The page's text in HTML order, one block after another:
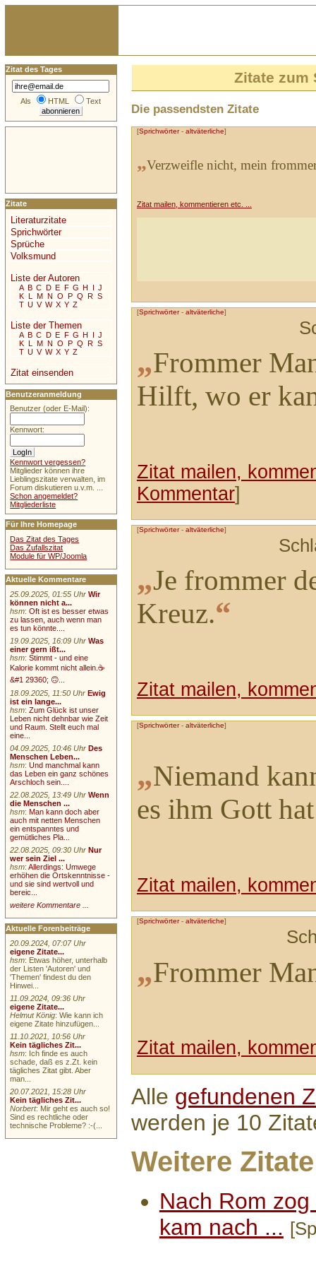
Zitate
Die passendsten Zitate
[Sprichwörter- altväterliche]
„Verzweifle nicht, mein
Zitat mailen, kommentieren etc. ...
[Sprichwörter- altväterliche]
„Frommer
Hilft, wo er
Zitat mailen,
Kommentar]
[Sprichwörter- altväterliche]
„Je frommer
Kreuz.“
Zitat mailen,
[Sprichwörter- altväterliche]
„Niemand
es ihm Gott
Zitat mailen,
[Sprichwörter- altväterliche]
„Frommer
Zitat mailen,
Alle gefundenen
werden je 10
Weitere Zitate
Nach Rom
kam nach ...
Zitat des Tages
Als HTML Text
Zitate
Literaturzitate
Sprichwörter
Sprüche
Volksmund
Liste der Autoren
A B C D E F G H I J
K L M N O P Q R S
T U V W X Y Z
Liste der Themen
A B C D E F G H I J
K L M N O P Q R S
T U V W X Y Z
Zitat einsenden
Benutzeranmeldung
Benutzer (oder E-Mail):
Kennwort:
Kennwort vergessen?
Mitglieder können ihre
Lieblingszitate verwalten, im
Forum diskutieren u.v.m. ...
Schon angemeldet?
Mitgliederliste
Für Ihre Homepage
Das Zitat des Tages
Das Zufallszitat
Module für WP/Joomla
Aktuelle Kommentare
25.09.2025, 01:55 Uhr Wir
können nicht a...
hsm:Oft ist es besser etwas
zu lassen, auch wenn man
es tun könnte....
19.09.2025, 16:09 Uhr Was
einer gern ißt...
hsm:Stimmt - und eine
Kalorie kommt nicht allein.☕
&#1 29360; 🙃...
18.09.2025, 11:50 Uhr Ewig
ist ein lange...
hsm:Zum Glück ist unser
Leben nicht dehnbar wie Zeit
und Raum. Stellt euch mal
eine...
04.09.2025, 10:46 Uhr Des
Menschen Leben...
hsm:Und manchmal kann
das Leben ein ganz schönes
Arschloch sein....
22.08.2025, 13:49 Uhr Wenn
die Menschen ...
hsm:Man kann doch aber
auch mit netten Menschen
ein entspanntes und
gemütliches Pla...
22.08.2025, 09:30 Uhr Nur
wer sein Ziel ...
hsm:Allerdings: Umwege
erhöhen die Ortskenntnisse -
und sie sind wertvoll und
bereic...
weitere Kommentare ...
Aktuelle Forenbeiträge
20.09.2024, 07:07 Uhr
eigene Zitate...
hsm: Etwas höher, unterhalb
der Listen 'Autoren' und
'Themen' findest du den
Hinwei...
11.09.2024, 09:36 Uhr
eigene Zitate...
Helmut König: Wie kann ich
eigene Zitate hinzufügen...
11.10.2021, 10:56 Uhr
Kein tägliches Zit...
hsm: Ich finde es auch
schade, daß es z.Zt. kein
tägliches Zitat gibt. Aber
man...
20.07.2021, 15:28 Uhr
Kein tägliches Zit...
Norbert: Mir geht es auch so!
Sind es rechtliche oder
technische Probleme? :-(...